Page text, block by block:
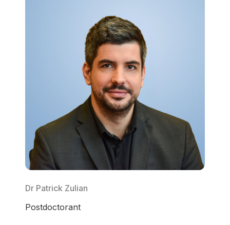
Dr Patrick Zulian
Postdoctorant